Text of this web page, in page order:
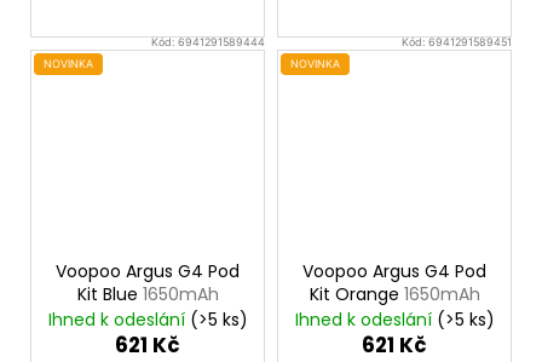
Kód:6941291589444
NOVINKA
Voopoo Argus G4 Pod
Kit Blue 1650mAh
Ihned k odeslání (>5 ks)
621 Kč
Kód:6941291589451
NOVINKA
Voopoo Argus G4 Pod
Kit Orange 1650mAh
Ihned k odeslání (>5 ks)
621 Kč